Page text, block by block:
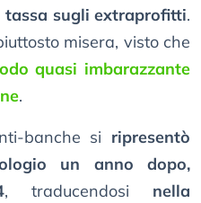
tassa sugli extraprofitti.
misera, visto che
quasi imbarazzante
.
banche si ripresentò
un anno dopo,
, traducendosi nella